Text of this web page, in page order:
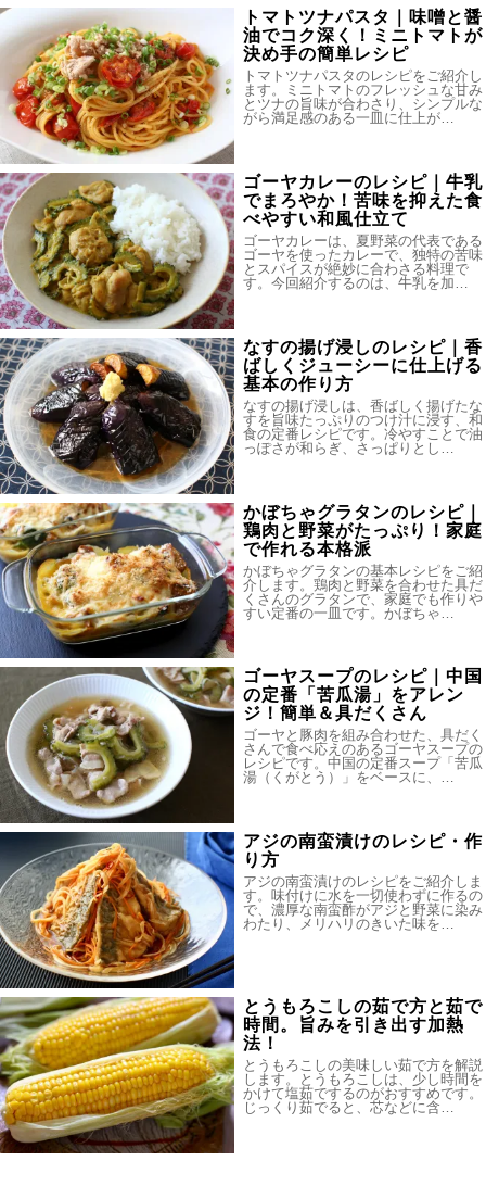
トマトツナパスタ｜味噌と醤
油でコク深く！ミニトマトが
決め手の簡単レシピ
トマトツナパスタのレシピをご紹介し
ます。ミニトマトのフレッシュな甘み
とツナの旨味が合わさり、シンプルな
がら満足感のある一皿に仕上が…
ゴーヤカレーのレシピ｜牛乳
でまろやか！苦味を抑えた食
べやすい和風仕立て
ゴーヤカレーは、夏野菜の代表である
ゴーヤを使ったカレーで、独特の苦味
とスパイスが絶妙に合わさる料理で
す。今回紹介するのは、牛乳を加…
なすの揚げ浸しのレシピ｜香
ばしくジューシーに仕上げる
基本の作り方
なすの揚げ浸しは、香ばしく揚げたな
すを旨味たっぷりのつけ汁に浸す、和
食の定番レシピです。冷やすことで油
っぽさが和らぎ、さっぱりとし…
かぼちゃグラタンのレシピ｜
鶏肉と野菜がたっぷり！家庭
で作れる本格派
かぼちゃグラタンの基本レシピをご紹
介します。鶏肉と野菜を合わせた具だ
くさんのグラタンで、家庭でも作りや
すい定番の一皿です。かぼちゃ…
ゴーヤスープのレシピ｜中国
の定番「苦瓜湯」をアレン
ジ！簡単＆具だくさん
ゴーヤと豚肉を組み合わせた、具だく
さんで食べ応えのあるゴーヤスープの
レシピです。中国の定番スープ「苦瓜
湯（くがとう）」をベースに、…
アジの南蛮漬けのレシピ・作
り方
アジの南蛮漬けのレシピをご紹介しま
す。味付けに水を一切使わずに作るの
で、濃厚な南蛮酢がアジと野菜に染み
わたり、メリハリのきいた味を…
とうもろこしの茹で方と茹で
時間。旨みを引き出す加熱
法！
とうもろこしの美味しい茹で方を解説
します。とうもろこしは、少し時間を
かけて塩茹でするのがおすすめです。
じっくり茹でると、芯などに含…